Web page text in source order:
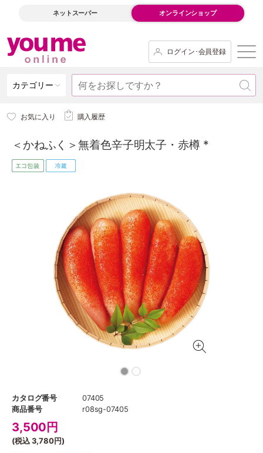
ネットスーパー オンラインショップ
ログイン･会員登録
カテゴリー
お気に入り 購入履歴
＜かねふく＞無着色辛子明太子・赤樽 *
カタログ番号
07405
商品番号
r08sg-07405
3,500 円
(税込3,780円)